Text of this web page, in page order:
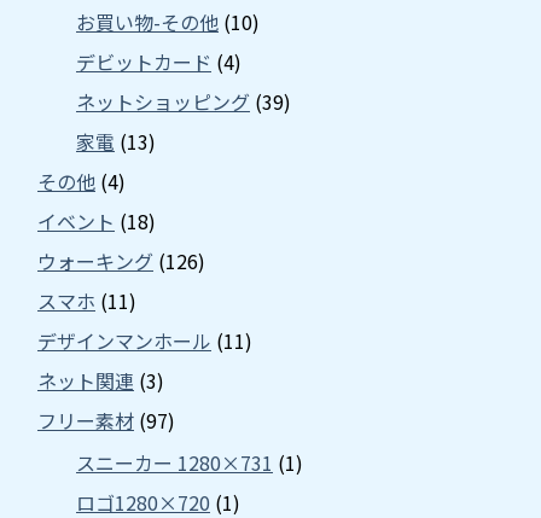
お買い物-その他 (10)
デビットカード (4)
ネットショッピング (39)
家電 (13)
その他 (4)
イベント (18)
ウォーキング (126)
スマホ (11)
デザインマンホール (11)
ネット関連 (3)
フリー素材 (97)
スニーカー 1280×731 (1)
ロゴ1280×720 (1)